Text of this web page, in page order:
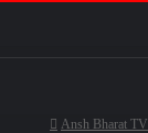
Ansh Bharat TV